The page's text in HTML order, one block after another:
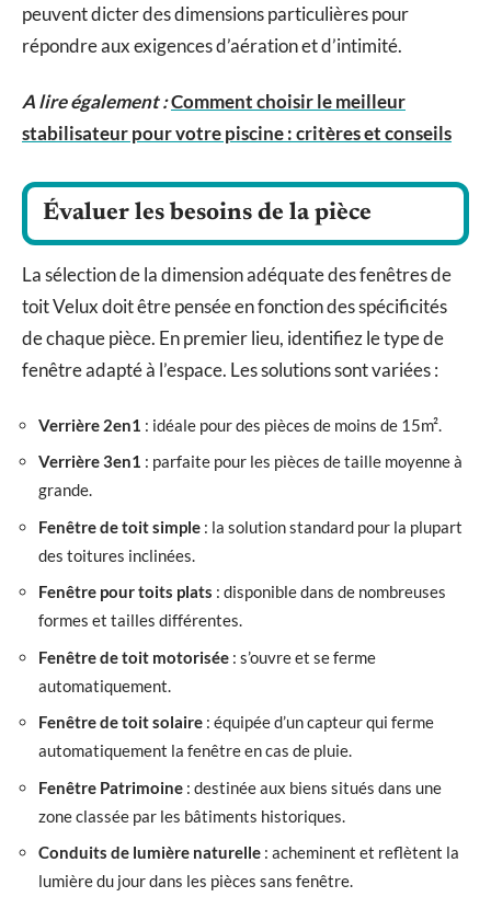
peuvent dicter des dimensions particulières pour
répondre aux exigences d’aération et d’intimité.
A lire également :Comment choisir le meilleur
stabilisateur pour votre piscine : critères et conseils
Évaluer les besoins de la pièce
La sélection de la dimension adéquate des fenêtres de
toit Velux doit être pensée en fonction des spécificités
de chaque pièce. En premier lieu, identifiez le type de
fenêtre adapté à l’espace. Les solutions sont variées :
Verrière 2en1 : idéale pour des pièces de moins de 15m².
Verrière 3en1 : parfaite pour les pièces de taille moyenne à
grande.
Fenêtre de toit simple : la solution standard pour la plupart
des toitures inclinées.
Fenêtre pour toits plats : disponible dans de nombreuses
formes et tailles différentes.
Fenêtre de toit motorisée : s’ouvre et se ferme
automatiquement.
Fenêtre de toit solaire : équipée d’un capteur qui ferme
automatiquement la fenêtre en cas de pluie.
Fenêtre Patrimoine : destinée aux biens situés dans une
zone classée par les bâtiments historiques.
Conduits de lumière naturelle : acheminent et reflètent la
lumière du jour dans les pièces sans fenêtre.